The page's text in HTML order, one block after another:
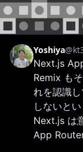
Yoshiya
Next.js
Remix も
れを認識
しないと
Next.js は
App